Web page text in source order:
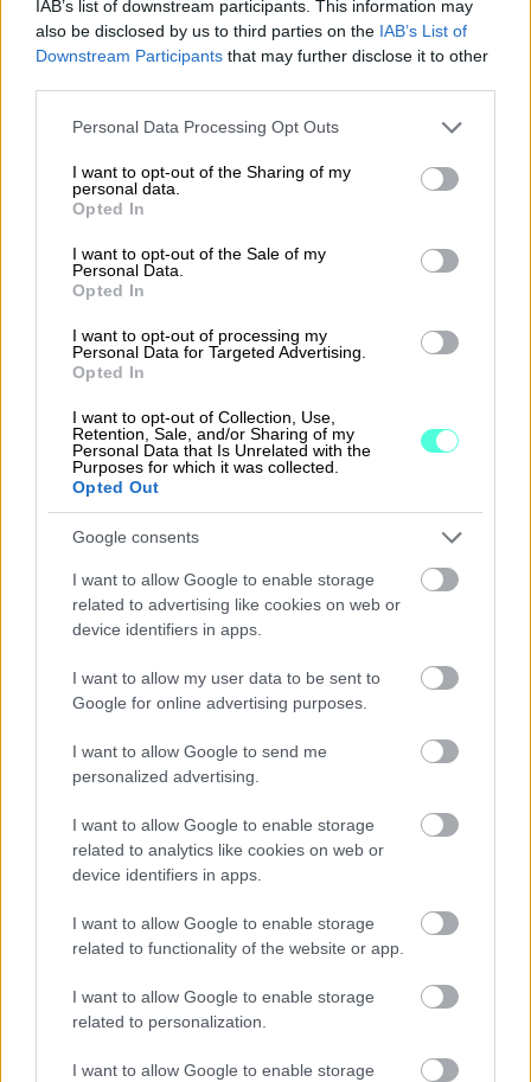
IAB’s list of downstream participants. This information may
also be disclosed by us to third parties on the IAB’s List of
Downstream Participants that may further disclose it to other
Please note that this website/app uses one or more Google
not limited to your visit or usage behaviour. You may click to
grant or deny consent to Google and its third-party tags to
use your data for below specified purposes in below Google
consent section.
Personal Data Processing Opt Outs
I want to opt-out of the Sharing of my
personal data.
Opted In
I want to opt-out of the Sale of my
Personal Data.
Opted In
I want to opt-out of processing my
Personal Data for Targeted Advertising.
Opted In
I want to opt-out of Collection, Use,
Retention, Sale, and/or Sharing of my
Personal Data that Is Unrelated with the
Purposes for which it was collected.
Opted Out
Google consents
I want to allow Google to enable storage
related to advertising like cookies on web or
device identifiers in apps.
I want to allow my user data to be sent to
Google for online advertising purposes.
I want to allow Google to send me
personalized advertising.
I want to allow Google to enable storage
related to analytics like cookies on web or
device identifiers in apps.
I want to allow Google to enable storage
related to functionality of the website or app.
I want to allow Google to enable storage
related to personalization.
I want to allow Google to enable storage
Flashnoden integraatiossaMewsissä muodostetut
laskut siirtyvät automaattisesti Procountoriin ja
kuitit siirtyvät vakiona automaattisesti
Kassassa maksetut tapahtumat voidaan
tarvittaessa siirtää Procountoriin yhtenä
käytössä, vaan se määritellään erikseen osana
Flashnoden toteuttamaa hallittua ja valvottua
olevat rajapinnat sekä asiakkaan liiketoiminnan
tarpeet.
Ota yhteyttä, niin kartoitetaan yhdessä
liiketoimintanne tarpeet ja rakennetaan teille paras
mahdollinen ratkaisu Mewsin ja Procountorin välille.
Hinnoittelu
Integraatioiden hinta 99-
129 € / kk
Peruskäyttöönotto alk.
Hintaan ei sisälly Procountorin API-maksua.
Procountor-APIn hintaan voit
Hintaan ei sisälly Mewsin kustannuksia.